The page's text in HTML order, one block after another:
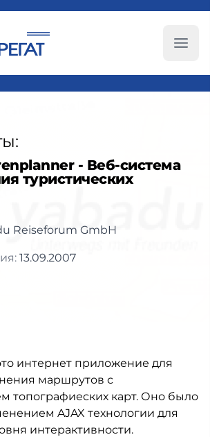
- Веб-система
туристических
Reiseforum GmbH
13.09.2007
интернет приложение для
маршрутов с
топографиеских карт. Оно было
AJAX технологии для
интерактивности.